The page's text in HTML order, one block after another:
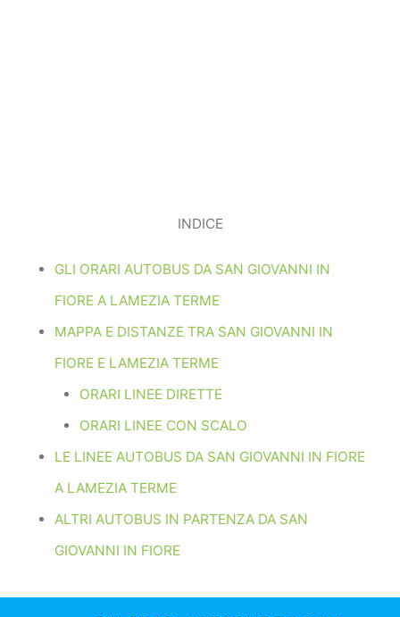
INDICE
GLI ORARI AUTOBUS DA SAN GIOVANNI IN
FIORE A LAMEZIA TERME
MAPPA E DISTANZE TRA SAN GIOVANNI IN
FIORE E LAMEZIA TERME
ORARI LINEE DIRETTE
ORARI LINEE CON SCALO
LE LINEE AUTOBUS DA SAN GIOVANNI IN FIORE
A LAMEZIA TERME
ALTRI AUTOBUS IN PARTENZA DA SAN
GIOVANNI IN FIORE